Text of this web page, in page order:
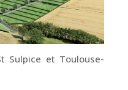
Sulpice et Toulouse-